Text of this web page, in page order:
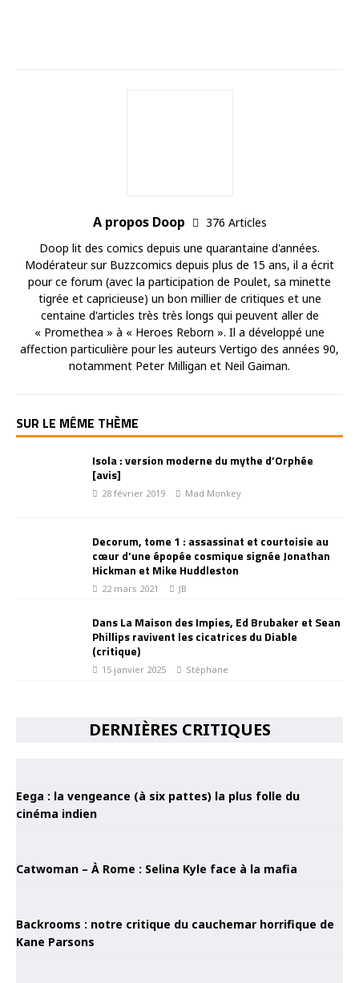
A propos Doop
376 Articles
Doop lit des comics depuis une quarantaine d'années.
Modérateur sur Buzzcomics depuis plus de 15 ans, il a écrit
pour ce forum (avec la participation de Poulet, sa minette
tigrée et capricieuse) un bon millier de critiques et une
centaine d'articles très très longs qui peuvent aller de
« Promethea » à « Heroes Reborn ». Il a développé une
affection particulière pour les auteurs Vertigo des années 90,
notamment Peter Milligan et Neil Gaiman.
SUR LE MÊME THÈME
Isola : version moderne du mythe d’Orphée
[avis]
28 février 2019 Mad Monkey
Decorum, tome 1 : assassinat et courtoisie au
cœur d’une épopée cosmique signée Jonathan
Hickman et Mike Huddleston
22 mars 2021 JB
Dans La Maison des Impies, Ed Brubaker et Sean
Phillips ravivent les cicatrices du Diable
(critique)
15 janvier 2025 Stéphane
DERNIÈRES CRITIQUES
Eega : la vengeance (à six pattes) la plus folle du
cinéma indien
Catwoman – À Rome : Selina Kyle face à la mafia
Backrooms : notre critique du cauchemar horrifique de
Kane Parsons